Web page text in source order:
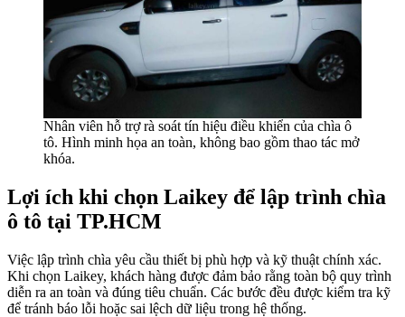
Nhân viên hỗ trợ rà soát tín hiệu điều khiển của chìa ô
tô. Hình minh họa an toàn, không bao gồm thao tác mở
khóa.
Lợi ích khi chọn Laikey để lập trình chìa
ô tô tại TP.HCM
Việc lập trình chìa yêu cầu thiết bị phù hợp và kỹ thuật chính xác.
Khi chọn Laikey, khách hàng được đảm bảo rằng toàn bộ quy trình
diễn ra an toàn và đúng tiêu chuẩn. Các bước đều được kiểm tra kỹ
để tránh báo lỗi hoặc sai lệch dữ liệu trong hệ thống.